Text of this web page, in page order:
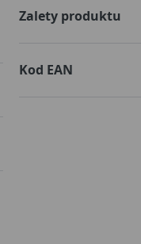
Zalety produktu
Kod EAN